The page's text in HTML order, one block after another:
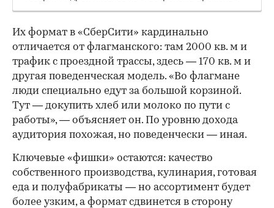
Их формат в «СберСити» кардинально
отличается от флагманского: там 2000 кв. м и
трафик с проездной трассы, здесь — 170 кв. м и
другая поведенческая модель. «Во флагмане
люди специально едут за большой корзиной.
Тут — докупить хлеб или молоко по пути с
работы», — объясняет он. По уровню дохода
аудитория похожая, но поведенчески — иная.
Ключевые «фишки» остаются: качество
собственного производства, кулинария, готовая
еда и полуфабрикаты — но ассортимент будет
более узким, а формат сдвинется в сторону